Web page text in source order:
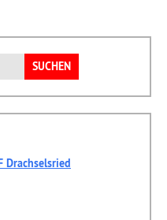
Drachselsried